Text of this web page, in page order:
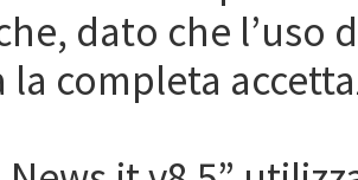
dato che l’uso
la completa